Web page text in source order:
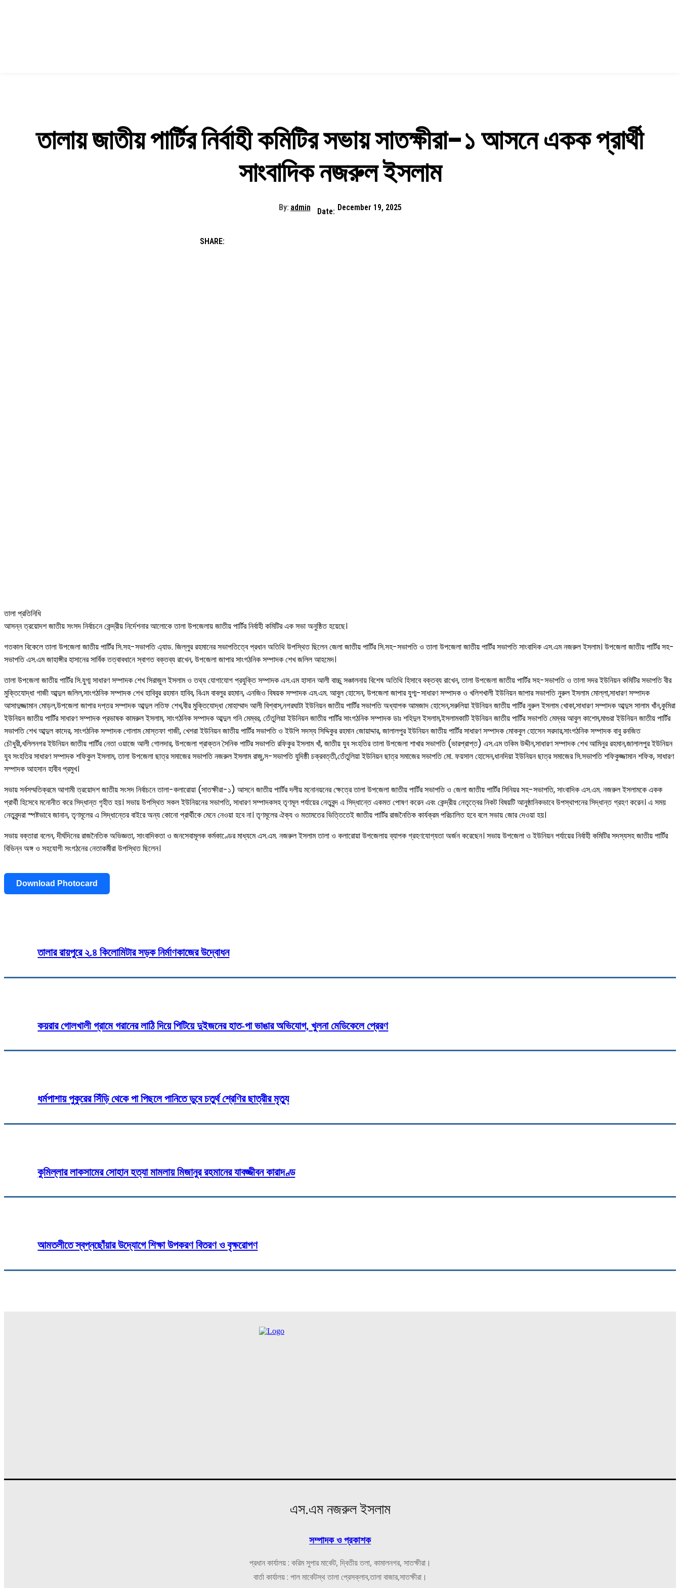
তালায় জাতীয় পার্টির নির্বাহী কমিটির সভায় সাতক্ষীরা-১ আসনে একক প্রার্থী
সাংবাদিক নজরুল ইসলাম
By: admin Date: December 19, 2025
SHARE:
তালা প্রতিনিধি
আসন্ন ত্রয়োদশ জাতীয় সংসদ নির্বাচনে কেন্দ্রীয় নির্দেশনার আলোকে তালা উপজেলায় জাতীয় পার্টির নির্বাহী কমিটির এক সভা অনুষ্ঠিত হয়েছে।
গতকাল বিকেলে তালা উপজেলা জাতীয় পার্টির সি.সহ-সভাপতি এ্যাড. জিল্লুর রহমানের সভাপতিত্বে প্রধান অতিথি উপস্থিত ছিলেন জেলা জাতীয় পার্টির সি.সহ-সভাপতি ও তালা উপজেলা জাতীয় পার্টির সভাপতি সাংবাদিক এস.এম নজরুল ইসলাম। উপজেলা জাতীয় পার্টির সহ-
সভাপতি এস.এম জাহাঙ্গীর হাসানের সার্বিক তত্বাবধানে স্বাগত বক্তব্য রাখেন, উপজেলা জাপার সাংগঠনিক সম্পাদক শেখ জলিল আহমেদ।
তালা উপজেলা জাতীয় পার্টির সি.যুগ্ম সাধারণ সম্পাদক শেখ সিরাজুল ইসলাম ও তথ্য যোগাযোগ প্রযুক্তি সম্পাদক এস.এম হাসান আলী বাচ্চু সঞ্চালনায় বিশেষ অতিথি হিসাবে বক্তব্য রাখেন, তালা উপজেলা জাতীয় পার্টির সহ-সভাপতি ও তালা সদর ইউনিয়ন কমিটির সভাপতি বীর
মুক্তিযোদ্ধা গাজী আব্দুল জলিল,সাংগঠনিক সম্পাদক শেখ হাবিবুর রহমান হাবিব, বিএম বাবলুর রহমান, এনজিও বিষয়ক সম্পাদক এম.এম. আবুল হোসেন, উপজেলা জাপার যুগ্ম-সাধারণ সম্পাদক ও খলিশখালী ইউনিয়ন জাপার সভাপতি নুরুল ইসলাম মোল্লা,সাধারণ সম্পাদক
আসাদুজ্জামান মোড়ল,উপজেলা জাপার দপ্তর সম্পাদক আব্দুল লতিফ শেখ,বীর মুক্তিযোদ্ধা মোহাম্মাদ আলী বিশ্বাস,নগরঘাটা ইউনিয়ন জাতীয় পার্টির সভাপতি অধ্যাপক আমজাদ হোসেন,সরুলিয়া ইউনিয়ন জাতীয় পার্টির নুরুল ইসলাম খোকা,সাধারণ সম্পাদক আব্দুস সালাম খাঁন,কুমিরা
ইউনিয়ন জাতীয় পার্টির সাধারণ সম্পাদক প্রভাষক কামরুল ইসলাম, সাংগঠনিক সম্পাদক আব্দুল গনি মেম্বর, তেঁতুলিয়া ইউনিয়ন জাতীয় পার্টির সাংগঠনিক সম্পাদক ডাঃ শহিদুল ইসলাম,ইসলামকাটি ইউনিয়ন জাতীয় পার্টির সভাপতি মেম্বর আবুল কাশেম,মাগুরা ইউনিয়ন জাতীয় পার্টির
সভাপতি শেখ আব্দুল কাদের, সাংগঠনিক সম্পাদক গোলাম মোস্তফা গাজী, খেশরা ইউনিয়ন জাতীয় পার্টির সভাপতি ও ইউপি সদস্য সিদ্দিকুর রহমান জোয়াদ্দার, জালালপুর ইউনিয়ন জাতীয় পার্টির সাধারণ সম্পাদক মোকবুল হোসেন সরদার,সাংগঠনিক সম্পাদক বাবু রনজিত
চৌধুরী,খলিলনগর ইউনিয়ন জাতীয় পার্টির নেতা ওয়াজে আলী গোলদার, উপজেলা প্রাক্তন সৈনিক পাটির সভাপতি রফিকুর ইসলাম খাঁ, জাতীয় যুব সংহতির তালা উপজেলা শাখার সভাপতি (ভারপ্রাপ্ত) এস.এম তকিম উদ্দীন,সাধারণ সম্পাদক শেখ আমিনুর রহমান,জালালপুর ইউনিয়ন
যুব সংহতির সাধারণ সম্পাদক শফিকুল ইসলাম, তালা উপজেলা ছাত্র সমাজের সভাপতি নজরুল ইসলাম রাজু,স-সভাপতি যুদিষ্ঠী চক্রবত্তী,তেঁতুলিয়া ইউনিয়ন ছাত্র সমাজের সভাপতি মো. ফয়সাল হোসেন,ধানদিয়া ইউনিয়ন ছাত্র সমাজের সি.সভাপতি শফিকুজ্জামান শফিক, সাধারণ
সম্পাদক আহসান হাবীব প্রমুখ।
সভায় সর্বসম্মতিক্রমে আগামী ত্রয়োদশ জাতীয় সংসদ নির্বাচনে তালা-কলারোয়া (সাতক্ষীরা-১) আসনে জাতীয় পার্টির দলীয় মনোনয়নের ক্ষেত্রে তালা উপজেলা জাতীয় পার্টির সভাপতি ও জেলা জাতীয় পার্টির সিনিয়র সহ-সভাপতি, সাংবাদিক এস.এম. নজরুল ইসলামকে একক
প্রার্থী হিসেবে মনোনীত করে সিদ্ধান্ত গৃহীত হয়। সভায় উপস্থিত সকল ইউনিয়নের সভাপতি, সাধারণ সম্পাদকসহ তৃণমূল পর্যায়ের নেতৃবৃন্দ এ সিদ্ধান্তে একমত পোষণ করেন এবং কেন্দ্রীয় নেতৃত্বের নিকট বিষয়টি আনুষ্ঠানিকভাবে উপস্থাপনের সিদ্ধান্ত গ্রহণ করেন। এ সময়
নেতৃবৃন্দরা স্পষ্টভাবে জানান, তৃণমূলের এ সিদ্ধান্তের বাইরে অন্য কোনো প্রার্থীকে মেনে নেওয়া হবে না। তৃণমূলের ঐক্য ও মতামতের ভিত্তিতেই জাতীয় পার্টির রাজনৈতিক কার্যক্রম পরিচালিত হবে বলে সভায় জোর দেওয়া হয়।
সভায় বক্তারা বলেন, দীর্ঘদিনের রাজনৈতিক অভিজ্ঞতা, সাংবাদিকতা ও জনসেবামূলক কর্মকাণ্ডের মাধ্যমে এস.এম. নজরুল ইসলাম তালা ও কলারোয়া উপজেলায় ব্যাপক গ্রহণযোগ্যতা অর্জন করেছেন। সভায় উপজেলা ও ইউনিয়ন পর্যায়ের নির্বাহী কমিটির সদস্যসহ জাতীয় পার্টির
বিভিন্ন অঙ্গ ও সহযোগী সংগঠনের নেতাকর্মীরা উপস্থিত ছিলেন।
Download Photocard
তালার রায়পুরে ২.৪ কিলোমিটার সড়ক নির্মাণকাজের উদ্বোধন
কয়রার গোলখালী গ্রামে গরানের লাঠি দিয়ে পিটিয়ে দুইজনের হাত-পা ভাঙার অভিযোগ, খুলনা মেডিকেলে প্রেরণ
ধর্মপাশায় পুকুরের সিঁড়ি থেকে পা পিছলে পানিতে ডুবে চতুর্থ শ্রেণির ছাত্রীর মৃত্যু
কুমিল্লার লাকসামের সোহান হত্যা মামলায় মিজানুর রহমানের যাবজ্জীবন কারাদণ্ড
আমতলীতে স্বপ্নছোঁয়ার উদ্যোগে শিক্ষা উপকরণ বিতরণ ও বৃক্ষরোপণ
এস.এম নজরুল ইসলাম
সম্পাদক ও প্রকাশক
প্রধান কার্যালয় : করিম সুপার মার্কেট, দ্বিতীয় তলা, কামালনগর, সাতক্ষীরা।
বার্তা কার্যালয় : পাল মার্কেটস্থ তালা প্রেসক্লাব,তালা বাজার,সাতক্ষীরা।